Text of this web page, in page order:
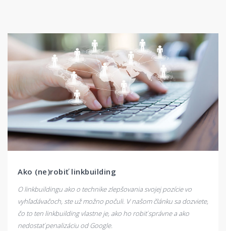
Ako (ne)robiť linkbuilding
O linkbuildingu ako o technike zlepšovania svojej pozície vo
vyhľadávačoch, ste už možno počuli. V našom článku sa dozviete,
čo to ten linkbuilding vlastne je, ako ho robiť správne a ako
nedostať penalizáciu od Google.